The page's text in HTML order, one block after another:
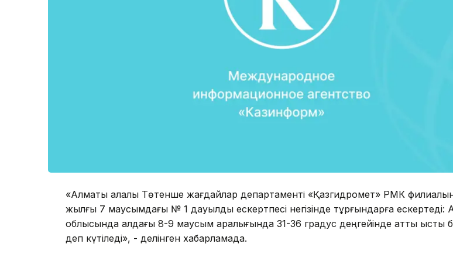
«Алматы қалалық Төтенше жағдайлар департаменті «Қазгидромет» РМК
жылғы 7 маусымдағы № 1 дауылды ескертпесі негізінде тұрғындарға ескертеді:
облысында алдағы 8-9 маусым аралығында 31-36 градус деңгейінде қатты ыстық
деп күтіледі», - делінген хабарламада.